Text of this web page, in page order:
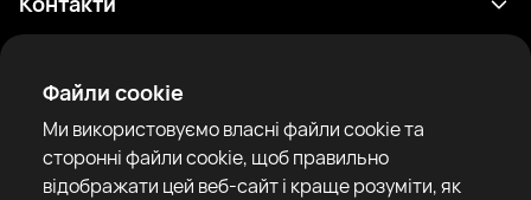
Файли cookie
Ми використовуємо власні файли cookie та
сторонні файли cookie, щоб правильно
відображати цей веб-сайт і краще розуміти, як
Рейтинги
Новини
Статті
Умови використання
Повідомлення про ризики
Правила спільноти